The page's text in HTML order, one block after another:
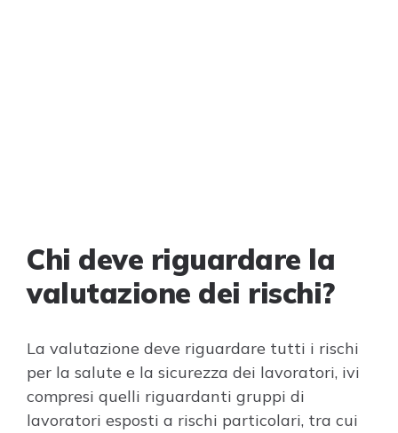
Chi deve riguardare la
valutazione dei rischi?
La valutazione deve riguardare tutti i rischi
per la salute e la sicurezza dei lavoratori, ivi
compresi quelli riguardanti gruppi di
lavoratori esposti a rischi particolari, tra cui